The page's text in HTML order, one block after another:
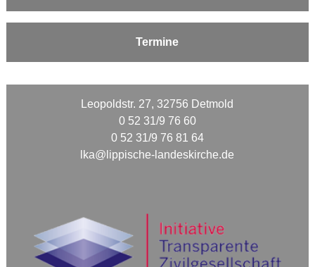
Termine
Leopoldstr. 27, 32756 Detmold
0 52 31/9 76 60
0 52 31/9 76 81 64
lka@lippische-landeskirche.de